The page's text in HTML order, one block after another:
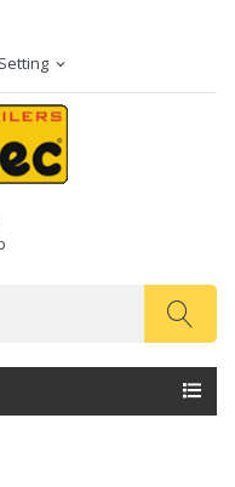
Setting expand_more